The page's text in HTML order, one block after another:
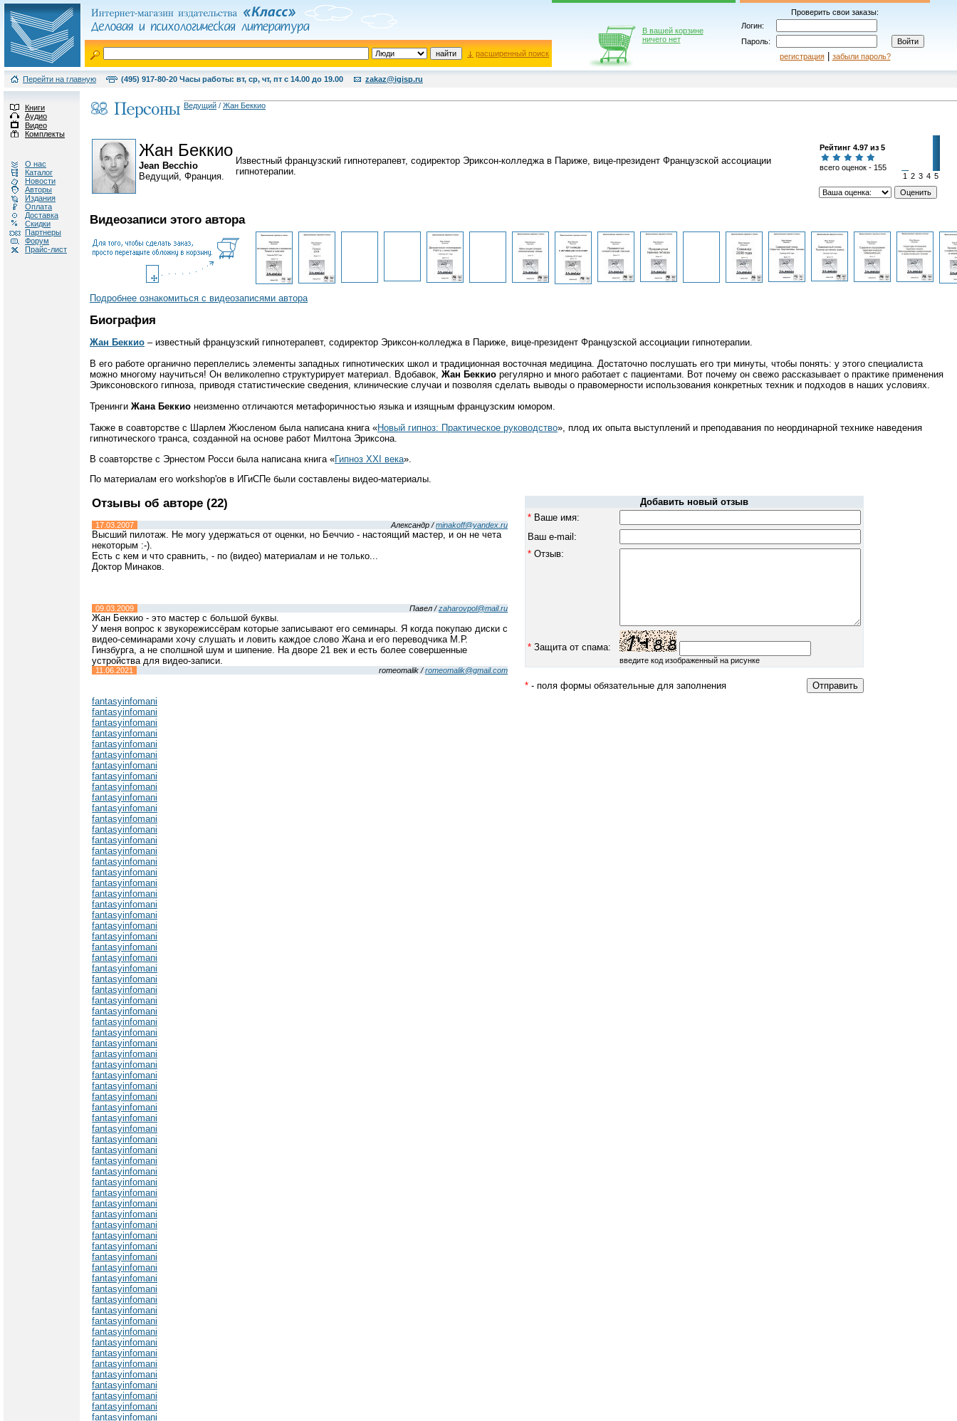
расширенный поиск
В вашей корзине
ничего нет
Проверить свои заказы:
Логин:
Пароль:
регистрация| забыли пароль?
Перейти на главную (495) 917-80-20 Часы работы: вт, ср, чт, пт с 14.00 до 19.00 zakaz@igisp.ru
Книги
Аудио
Видео
Комплекты
О нас
Каталог
Новости
Авторы
Издания
Оплата
Доставка
Скидки
Партнеры
Форум
Прайс-лист
Ведущий / Жан Беккио
Жан Беккио
Jean Becchio
Ведущий, Франция.
Известный французский гипнотерапевт, содиректор Эриксон-колледжа в Париже, вице-президент Французской ассоциации
гипнотерапии.
Рейтинг 4.97 из 5
всего оценок - 155
1 2 3 4 5
Видеозаписи этого автора
Подробнее ознакомиться с видеозаписями автора
Биография
Жан Беккио – известный французский гипнотерапевт, содиректор Эриксон-колледжа в Париже, вице-президент Французской ассоциации гипнотерапии.
В его работе органично переплелись элементы западных гипнотических школ и традиционная восточная медицина. Достаточно послушать его три минуты, чтобы понять: у этого специалиста
можно многому научиться! Он великолепно структурирует материал. Вдобавок, Жан Беккио регулярно и много работает с пациентами. Вот почему он свежо рассказывает о практике применения
Эриксоновского гипноза, приводя статистические сведения, клинические случаи и позволяя сделать выводы о правомерности использования конкретных техник и подходов в наших условиях.
Тренинги Жана Беккио неизменно отличаются метафоричностью языка и изящным французским юмором.
Также в соавторстве с Шарлем Жюсленом была написана книга «Новый гипноз: Практическое руководство», плод их опыта выступлений и преподавания по неординарной технике наведения
гипнотического транса, созданной на основе работ Милтона Эриксона.
В соавторстве с Эрнестом Росси была написана книга «Гипноз XXI века».
По материалам его workshop'ов в ИГиСПе были составлены видео-материалы.
Отзывы об авторе (22)
17.03.2007 Александр /minakoff@yandex.ru
Высший пилотаж. Не могу удержаться от оценки, но Беччио - настоящий мастер, и он не чета
некоторым :-).
Есть с кем и что сравнить, - по (видео) материалам и не только...
Доктор Минаков.
09.03.2009 Павел /zaharovpol@mail.ru
Жан Беккио - это мастер с большой буквы.
У меня вопрос к звукорежиссёрам которые записывают его семинары. Я когда покупаю диски с
видео-семинарами хочу слушать и ловить каждое слово Жана и его переводчика М.Р.
Гинзбурга, а не сполшной шум и шипение. На дворе 21 век и есть более совершенные
устройства для видео-записи.
11.06.2021 romeomalik /romeomalik@gmail.com
fantasyinfomani
fantasyinfomani
fantasyinfomani
fantasyinfomani
fantasyinfomani
fantasyinfomani
fantasyinfomani
fantasyinfomani
fantasyinfomani
fantasyinfomani
fantasyinfomani
fantasyinfomani
fantasyinfomani
fantasyinfomani
fantasyinfomani
fantasyinfomani
fantasyinfomani
fantasyinfomani
fantasyinfomani
fantasyinfomani
fantasyinfomani
fantasyinfomani
fantasyinfomani
fantasyinfomani
fantasyinfomani
fantasyinfomani
fantasyinfomani
fantasyinfomani
fantasyinfomani
fantasyinfomani
fantasyinfomani
fantasyinfomani
fantasyinfomani
fantasyinfomani
fantasyinfomani
fantasyinfomani
fantasyinfomani
fantasyinfomani
fantasyinfomani
fantasyinfomani
fantasyinfomani
fantasyinfomani
fantasyinfomani
fantasyinfomani
fantasyinfomani
fantasyinfomani
fantasyinfomani
fantasyinfomani
fantasyinfomani
fantasyinfomani
fantasyinfomani
fantasyinfomani
fantasyinfomani
fantasyinfomani
fantasyinfomani
fantasyinfomani
fantasyinfomani
fantasyinfomani
fantasyinfomani
fantasyinfomani
fantasyinfomani
fantasyinfomani
fantasyinfomani
fantasyinfomani
fantasyinfomani
fantasyinfomani
fantasyinfomani
fantasyinfomani
Добавить новый отзыв
* Ваше имя:
Ваш e-mail:
* Отзыв:
* Защита от спама:
введите код изображенный на рисунке
* - поля формы обязательные для заполнения